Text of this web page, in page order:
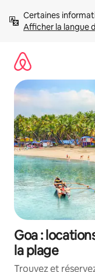
directement
Afficher la langue
Goa :
la plage
Trouvez et